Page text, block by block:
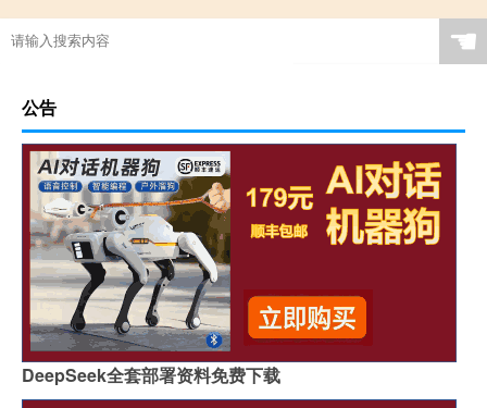
☚
公告
DeepSeek全套部署资料免费下载